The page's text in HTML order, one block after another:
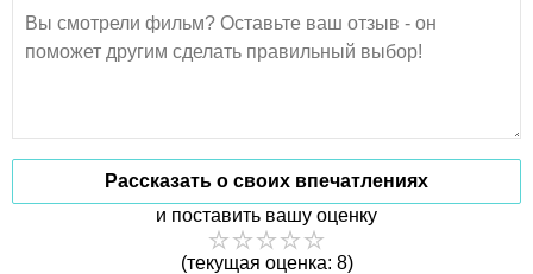
Рассказать о своих впечатлениях
и поставить вашу оценку
(текущая оценка: 8)